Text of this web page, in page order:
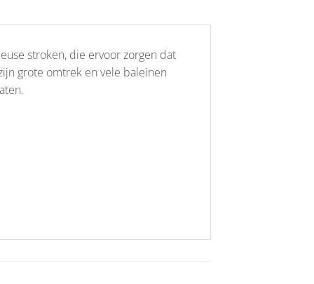
stroken, die ervoor zorgen dat
grote omtrek en vele baleinen